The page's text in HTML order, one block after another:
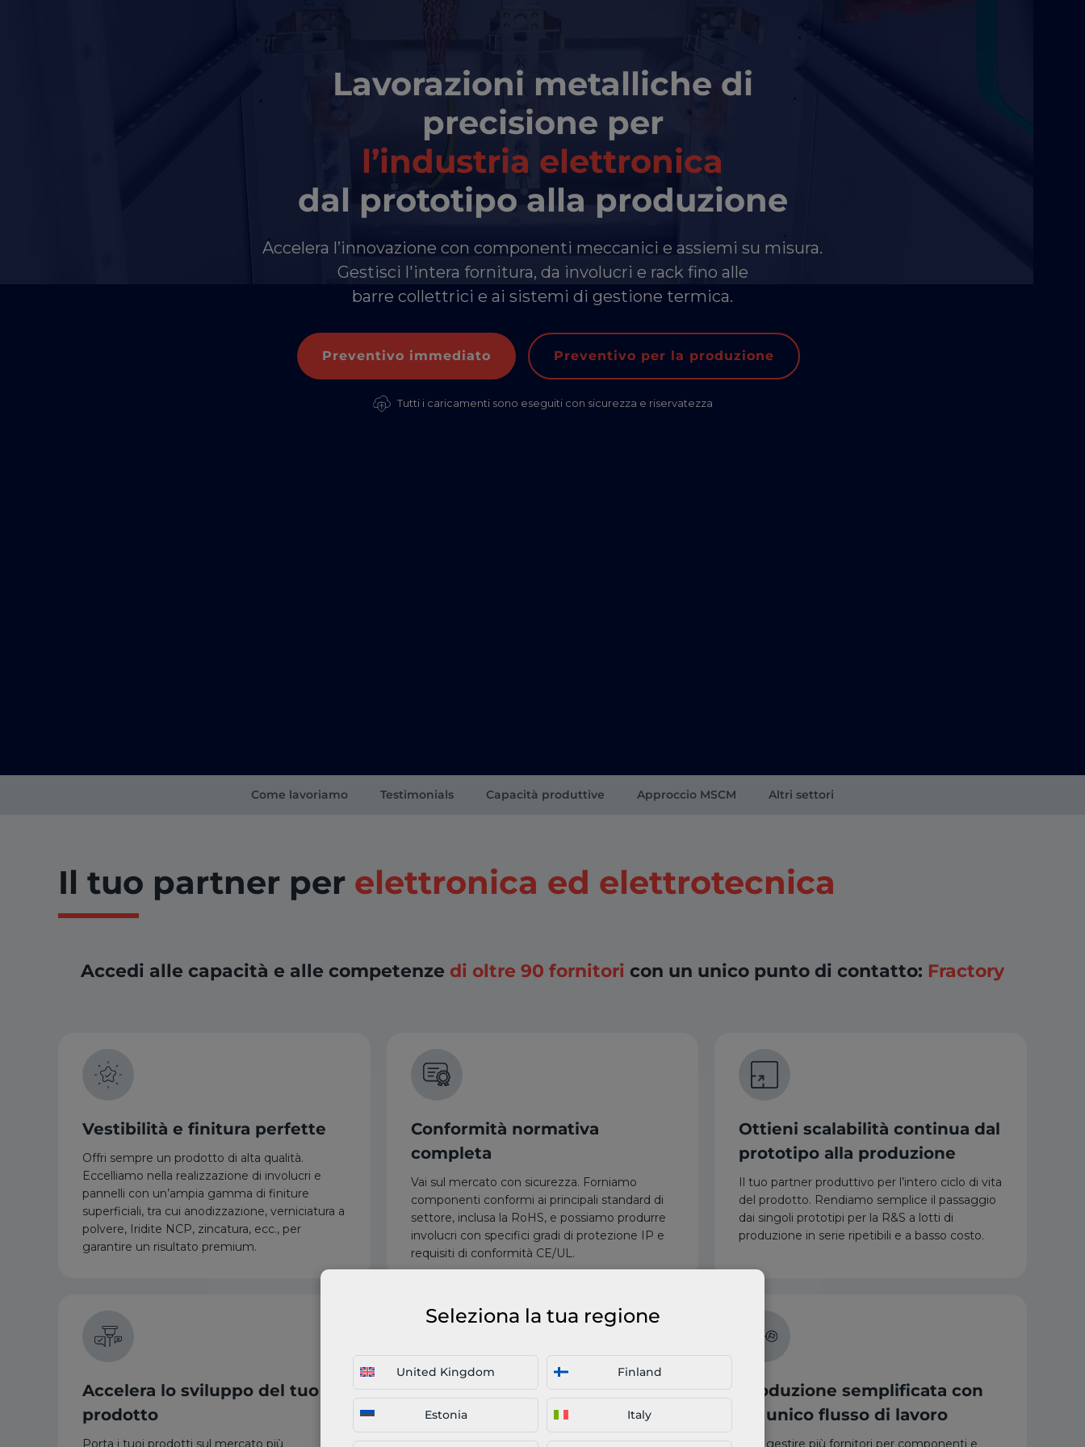
Seleziona la tua regione
United Kingdom Finland
Estonia Italy
Lavorazioni metalliche di
precisione per
l’industria elettronica
dal prototipo alla produzione
Accelera l’innovazione con componenti meccanici e assiemi su misura.
Gestisci l'intera fornitura, da involucri e rack fino alle
barre collettrici e ai sistemi di gestione termica.
Preventivo immediato Preventivo per la produzione
Tutti i caricamenti sono eseguiti con sicurezza e riservatezza
Come lavoriamo Testimonials Capacità produttive Approccio MSCM Altri settori
Il tuo partner per elettronica ed elettrotecnica
Accedi alle capacità e alle competenze di oltre 90 fornitori con un unico punto di contatto: Fractory
Vestibilità e finitura perfette
Offri sempre un prodotto di alta qualità.
Eccelliamo nella realizzazione di involucri e
pannelli con un’ampia gamma di finiture
superficiali, tra cui anodizzazione, verniciatura a
polvere, Iridite NCP, zincatura, ecc., per
garantire un risultato premium.
Conformità normativa
completa
Vai sul mercato con sicurezza. Forniamo
componenti conformi ai principali standard di
settore, inclusa la RoHS, e possiamo produrre
involucri con specifici gradi di protezione IP e
requisiti di conformità CE/UL.
Ottieni scalabilità continua dal
prototipo alla produzione
Il tuo partner produttivo per l’intero ciclo di vita
del prodotto. Rendiamo semplice il passaggio
dai singoli prototipi per la R&S a lotti di
produzione in serie ripetibili e a basso costo.
Accelera lo sviluppo del tuo
prodotto
Porta i tuoi prodotti sul mercato più
flessibile
Produzione semplificata con
un unico flusso di lavoro
Non gestire più fornitori per componenti e